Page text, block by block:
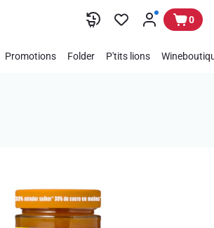
0
Promotions Folder P'tits lions